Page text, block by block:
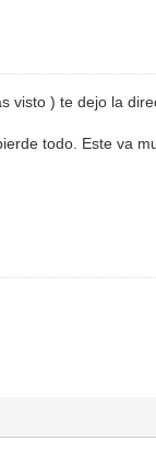
visto ) te dejo la
todo. Este va